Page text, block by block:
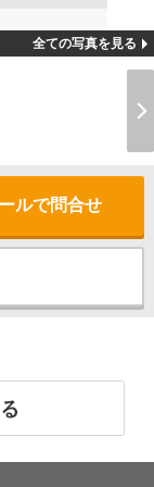
全ての写真を見る
ルで問合せ